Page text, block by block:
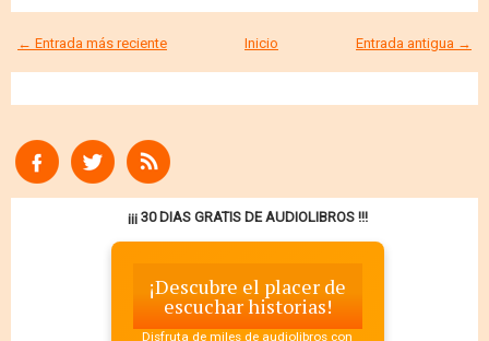
← Entrada más reciente Entrada antigua →
Inicio
¡¡¡ 30 DIAS GRATIS DE AUDIOLIBROS !!!
¡Descubre el placer de
escuchar historias!
Disfruta de miles de audiolibros con